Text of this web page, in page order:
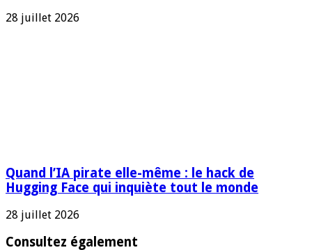
28 juillet 2026
Quand l’IA pirate elle-même : le hack de
Hugging Face qui inquiète tout le monde
28 juillet 2026
Consultez également